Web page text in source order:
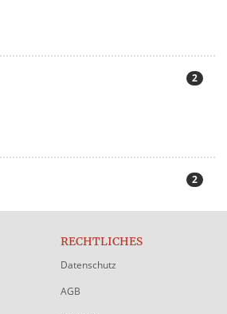
2
2
RECHTLICHES
Datenschutz
AGB